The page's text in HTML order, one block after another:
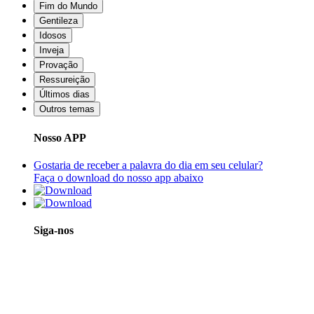
Fim do Mundo
Gentileza
Idosos
Inveja
Provação
Ressureição
Últimos dias
Outros temas
Nosso APP
Gostaria de receber a palavra do dia em seu celular?
Faça o download do nosso app abaixo
Siga-nos